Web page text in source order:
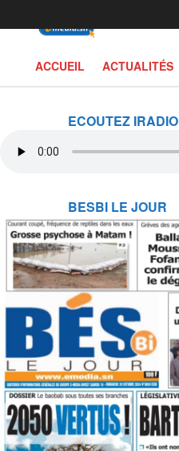
ECOUTEZ IRADIO
BESBI LE JOUR
ACCUEIL ACTUALITÉS